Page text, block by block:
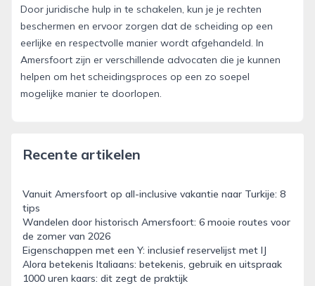
Door juridische hulp in te schakelen, kun je je rechten
beschermen en ervoor zorgen dat de scheiding op een
eerlijke en respectvolle manier wordt afgehandeld. In
Amersfoort zijn er verschillende advocaten die je kunnen
helpen om het scheidingsproces op een zo soepel
mogelijke manier te doorlopen.
Recente artikelen
Vanuit Amersfoort op all-inclusive vakantie naar Turkije: 8
tips
Wandelen door historisch Amersfoort: 6 mooie routes voor
de zomer van 2026
Eigenschappen met een Y: inclusief reservelijst met IJ
Alora betekenis Italiaans: betekenis, gebruik en uitspraak
1000 uren kaars: dit zegt de praktijk